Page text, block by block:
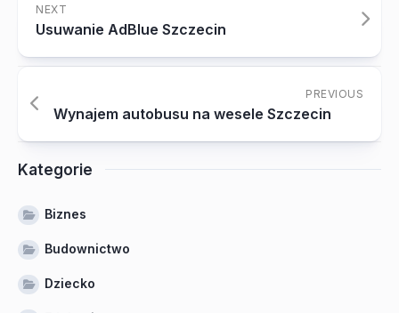
NEXT
Usuwanie AdBlue Szczecin
PREVIOUS
Wynajem autobusu na wesele Szczecin
Kategorie
Biznes
Budownictwo
Dziecko